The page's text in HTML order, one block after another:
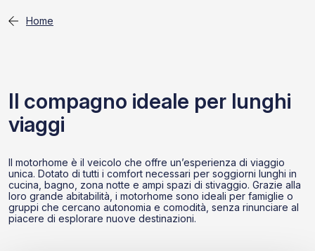
Home
Il compagno ideale per lunghi
viaggi
Il motorhome è il veicolo che offre un’esperienza di viaggio
unica. Dotato di tutti i comfort necessari per soggiorni lunghi in
cucina, bagno, zona notte e ampi spazi di stivaggio. Grazie alla
loro grande abitabilità, i motorhome sono ideali per famiglie o
gruppi che cercano autonomia e comodità, senza rinunciare al
piacere di esplorare nuove destinazioni.